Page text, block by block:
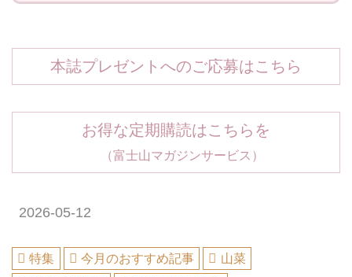
本誌プレゼントへのご応募はこちら
お得な定期購読はこちらを
（富士山マガジンサービス）
2026-05-12
特集 今月のおすすめ記事
山菜